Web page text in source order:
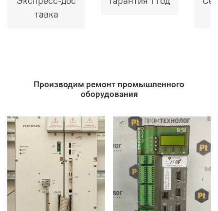
тавка
Производим ремонт промышленного
оборудования